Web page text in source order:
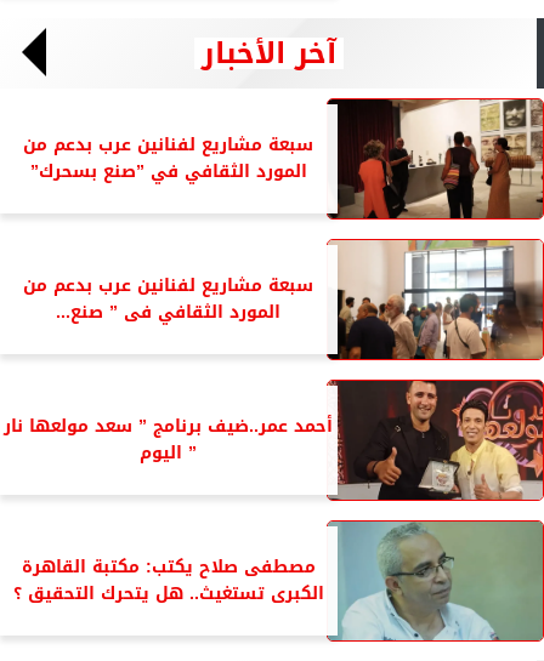
آخر الأخبار
سبعة مشاريع لفنانين عرب بدعم من
المورد الثقافي في ”صنع بسحرك”
سبعة مشاريع لفنانين عرب بدعم من
المورد الثقافي فى ” صنع...
أحمد عمر..ضيف برنامج ” سعد مولعها نار
” اليوم
مصطفى صلاح يكتب: مكتبة القاهرة
الكبرى تستغيث.. هل يتحرك التحقيق ؟